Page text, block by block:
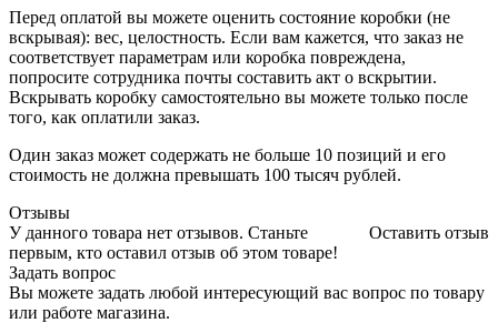
Перед оплатой вы можете оценить состояние коробки (не
вскрывая): вес, целостность. Если вам кажется, что заказ не
соответствует параметрам или коробка повреждена,
попросите сотрудника почты составить акт о вскрытии.
Вскрывать коробку самостоятельно вы можете только после
того, как оплатили заказ.
Один заказ может содержать не больше 10 позиций и его
стоимость не должна превышать 100 тысяч рублей.
Отзывы
Оставить отзыв
У данного товара нет отзывов. Станьте
первым, кто оставил отзыв об этом товаре!
Задать вопрос
Вы можете задать любой интересующий вас вопрос по товару
или работе магазина.